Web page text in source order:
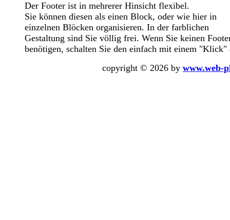
Der Footer ist in mehrerer Hinsicht flexibel.
Sie können diesen als einen Block, oder wie hier in
einzelnen Blöcken organisieren. In der farblichen
Gestaltung sind Sie völlig frei. Wenn Sie keinen
benötigen, schalten Sie den einfach mit einem "Klick"
copyright © 2026 by www.web-